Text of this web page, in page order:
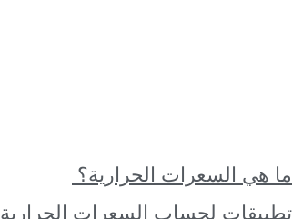
ما هي السعرات الحرارية؟
تطبيقات لحساب السعرات الحرارية